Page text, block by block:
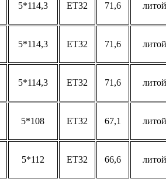
5*114,3 ET32 71,6 литой
5*114,3 ET32 71,6 литой
5*114,3 ET32 71,6 литой
5*108 ET32 67,1 литой
5*112 ET32 66,6 литой